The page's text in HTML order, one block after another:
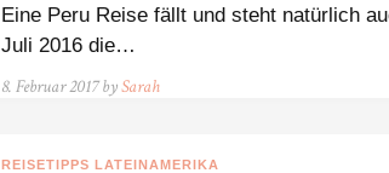
Eine Peru Reise fällt und steht natürlich
Juli 2016 die…
8. Februar 2017 bySarah
REISETIPPS LATEINAMERIKA